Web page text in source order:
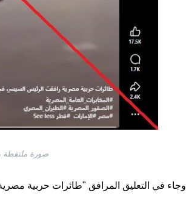
صورة ملتقطة من
وجاء في التعليق المرافق "طائرات حربية